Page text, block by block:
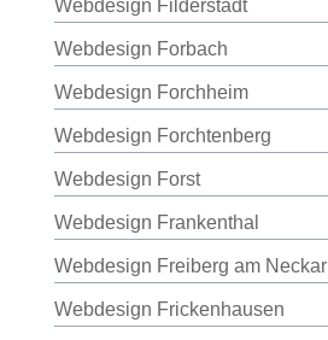
Webdesign Filderstadt
Webdesign Forbach
Webdesign Forchheim
Webdesign Forchtenberg
Webdesign Forst
Webdesign Frankenthal
Webdesign Freiberg am Neckar
Webdesign Frickenhausen